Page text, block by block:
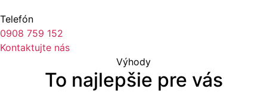
Telefón
0908 759 152
Kontaktujte nás
Výhody
To najlepšie pre vás